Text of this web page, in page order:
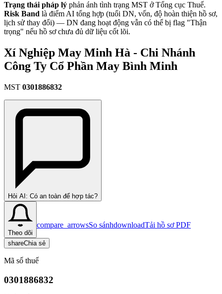
Trạng thái pháp lý phản ánh tình trạng MST ở Tổng cục Thuế.
Risk Band là điểm AI tổng hợp (tuổi DN, vốn, độ hoàn thiện hồ sơ,
lịch sử thay đổi) — DN đang hoạt động vẫn có thể bị flag "Thận
trọng" nếu hồ sơ chưa đủ dữ liệu cốt lõi.
Xí Nghiệp May Minh Hà - Chi Nhánh
Công Ty Cổ Phần May Bình Minh
MST 0301886832
Hỏi AI: Có an toàn để hợp tác?
Theo dõi
compare_arrowsSo sánhdownloadTải hồ sơ PDF
shareChia sẻ
Mã số thuế
0301886832